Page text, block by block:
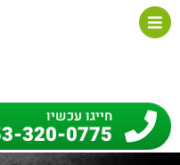
חייגו עכשיו
320-0775